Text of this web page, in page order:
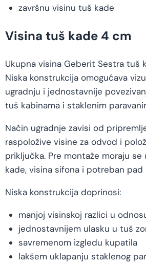
završnu visinu tuš kade
Visina tuš kade 4 cm
Ukupna visina Geberit Sestra tuš
Niska konstrukcija omogućava
ugradnju i jednostavnije
tuš kabinama i staklenim
Način ugradnje zavisi od
raspoložive visine za odvod i
priključka. Pre montaže moraju
kade, visina sifona i potreban
Niska konstrukcija doprinosi:
manjoj visinskoj razlici u
jednostavnijem ulasku u tuš
savremenom izgledu kupatila
lakšem uklapanju staklenog